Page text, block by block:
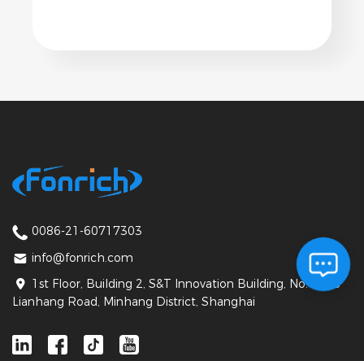
0086-21-60717303
info@fonrich.com
1st Floor, Building 2, S&T Innovation Building, No. 1588
Lianhang Road, Minhang District, Shanghai